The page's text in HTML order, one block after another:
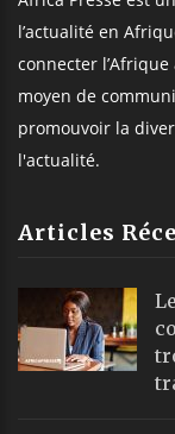
l’actualité en
connecter
moyen de
promouvoir la
l'actualité.
Articles